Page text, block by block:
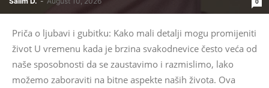
Priča o ljubavi i gubitku: Kako mali detalji mogu promijeniti
život U vremenu kada je brzina svakodnevice često veća od
naše sposobnosti da se zaustavimo i razmislimo, lako
možemo zaboraviti na bitne aspekte naših života. Ova